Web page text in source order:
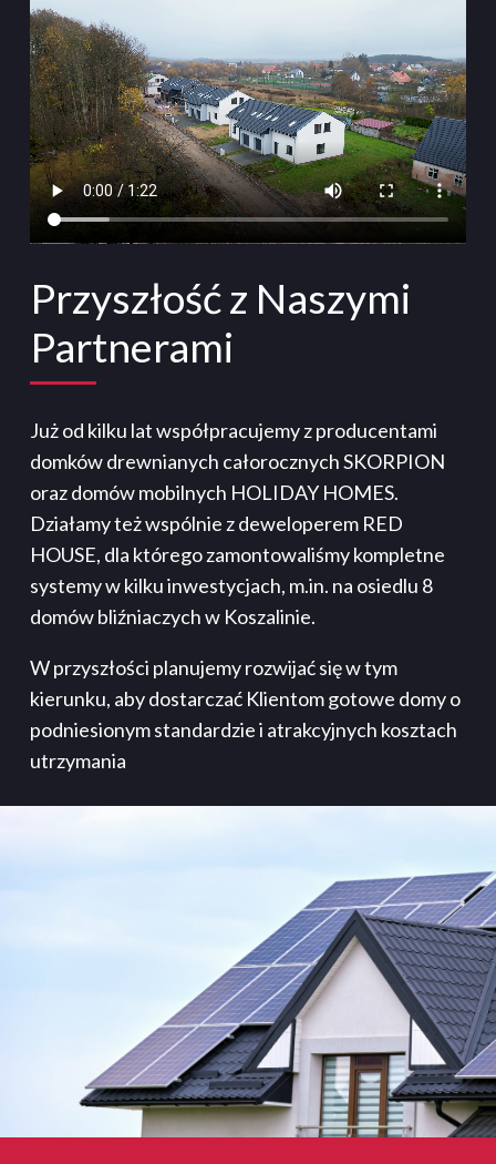
Przyszłość z Naszymi
Partnerami
Już od kilku lat współpracujemy z producentami
domków drewnianych całorocznych SKORPION
oraz domów mobilnych HOLIDAY HOMES.
Działamy też wspólnie z deweloperem RED
HOUSE, dla którego zamontowaliśmy kompletne
systemy w kilku inwestycjach, m.in. na osiedlu 8
domów bliźniaczych w Koszalinie.
W przyszłości planujemy rozwijać się w tym
kierunku, aby dostarczać Klientom gotowe domy o
podniesionym standardzie i atrakcyjnych kosztach
utrzymania